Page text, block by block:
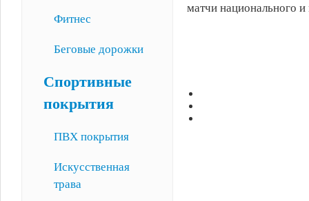
Фитнес
Беговые дорожки
Спортивные
покрытия
ПВХ покрытия
Искусственная
трава
матчи национального